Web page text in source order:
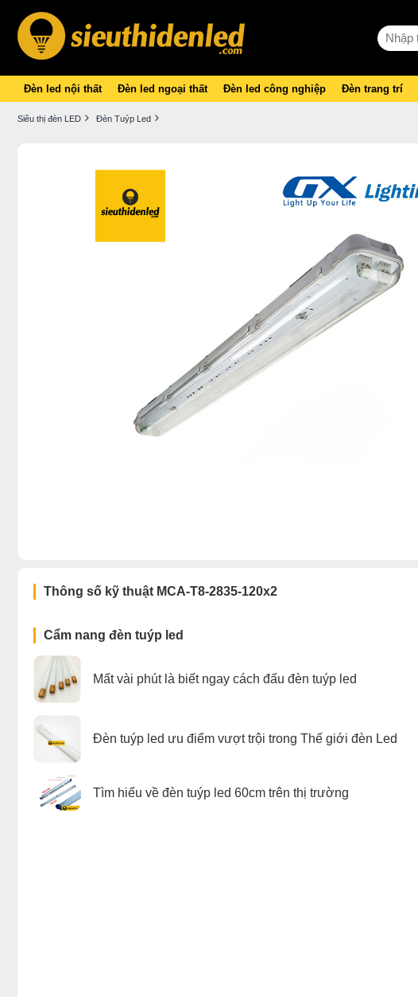
Đèn led nội thất Đèn led ngoại thất Đèn led công nghiệp Đèn trang trí
Siêu thị đèn LED Đèn Tuýp Led
Thông số kỹ thuật MCA-T8-2835-120x2
Cẩm nang đèn tuýp led
Mất vài phút là biết ngay cách đấu đèn tuýp led
Đèn tuýp led ưu điểm vượt trội trong Thế giới đèn Led
Tìm hiểu về đèn tuýp led 60cm trên thị trường